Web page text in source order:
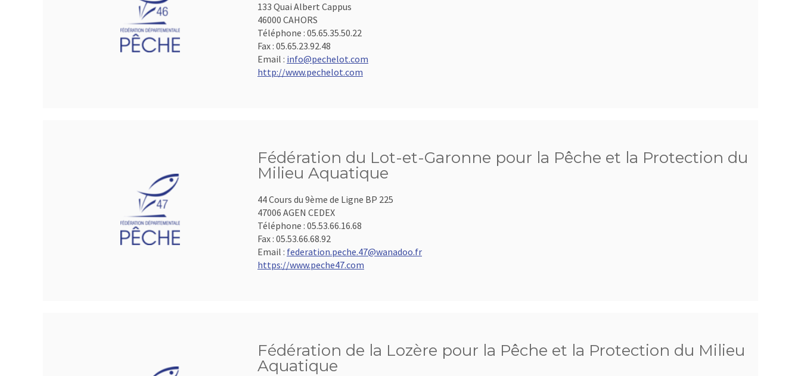
133 Quai Albert Cappus
46000 CAHORS
Téléphone : 05.65.35.50.22
Fax : 05.65.23.92.48
Email : info@pechelot.com
http://www.pechelot.com
Fédération du Lot-et-Garonne pour la Pêche et la Protection du
Milieu Aquatique
44 Cours du 9ème de Ligne BP 225
47006 AGEN CEDEX
Téléphone : 05.53.66.16.68
Fax : 05.53.66.68.92
Email : federation.peche.47@wanadoo.fr
https://www.peche47.com
Fédération de la Lozère pour la Pêche et la Protection du Milieu
Aquatique